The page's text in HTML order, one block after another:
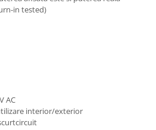
in tested)
AC
interior/exterior